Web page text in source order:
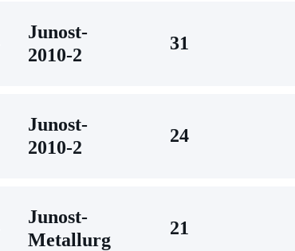
Junost-
2010-2
31
Junost-
2010-2
24
Junost-
Metallurg
21